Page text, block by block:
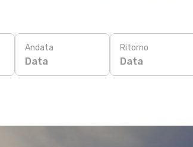
Andata
Data
Ritorno
Data